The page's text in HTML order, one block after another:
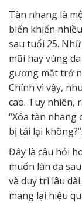
Tàn nhang là
biến khiến
sau tuổi 25.
mũi hay vùng
gương mặt trở
Chính vì vậy,
cao. Tuy nhiên,
“Xóa tàn nhang
bị tái lại không?”.
Đây là câu hỏi
muốn làn da
và duy trì lâu
mang lại hiệu